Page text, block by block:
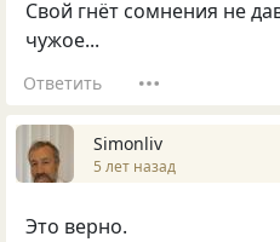
Свой гнёт сомнения не
чужое...
Ответить
Simonliv
5 лет назад
Это верно.